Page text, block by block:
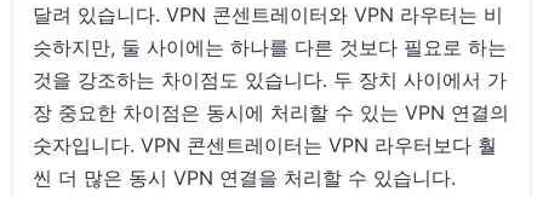
달려 있습니다. VPN 콘센트레이터와 VPN 라우터는 비
슷하지만, 둘 사이에는 하나를 다른 것보다 필요로 하는
것을 강조하는 차이점도 있습니다. 두 장치 사이에서 가
장 중요한 차이점은 동시에 처리할 수 있는 VPN 연결의
숫자입니다. VPN 콘센트레이터는 VPN 라우터보다 훨
씬 더 많은 동시 VPN 연결을 처리할 수 있습니다.